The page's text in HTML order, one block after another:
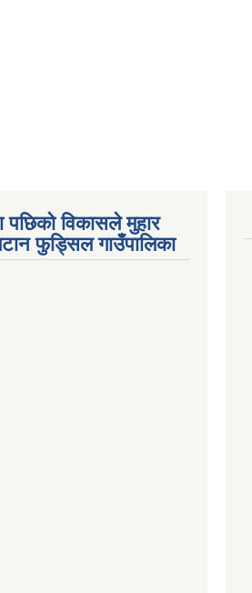
पछिको विकासले मुहार
फुड्सिल गाउँपालिका